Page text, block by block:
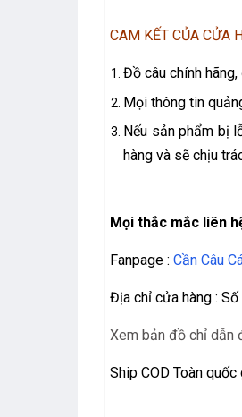
CAM KẾT CỦA CỬA
Đồ câu chính
Mọi thông tin
Nếu sản phẩm bị
hàng và sẽ chịu
Mọi thắc mắc liên
Fanpage : Cần Câu
Địa chỉ cửa hàng :
Xem bản đồ chỉ dẫn
Ship COD Toàn